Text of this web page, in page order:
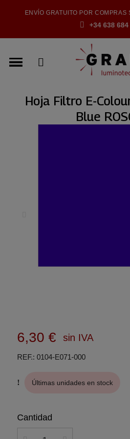
ENVÍO GRATUITO POR
+34 638 684
Hoja Filtro E-
Blue
6,30 € sin IVA
REF. 0104-E071-000
Últimas unidades en stock
Cantidad